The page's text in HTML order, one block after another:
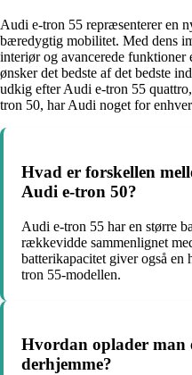
Audi e-tron 55 repræsenterer en
bæredygtig mobilitet. Med dens
interiør og avancerede
ønsker det bedste af det bedste
udkig efter Audi e-tron 55
tron 50, har Audi noget for
Hvad er forskellen
Audi e-tron 50?
Audi e-tron 55 har en større
rækkevidde sammenlignet
batterikapacitet giver også en
tron 55-modellen.
Hvordan oplader man
derhjemme?